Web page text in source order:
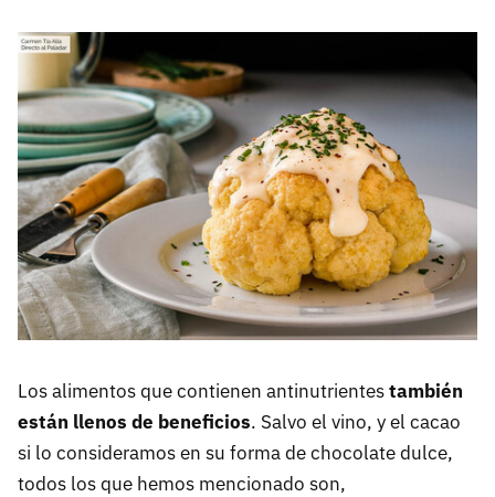
Los alimentos que contienen antinutrientestambién
están llenos de beneficios. Salvo el vino, y el cacao
si lo consideramos en su forma de chocolate dulce,
todos los que hemos mencionado son,